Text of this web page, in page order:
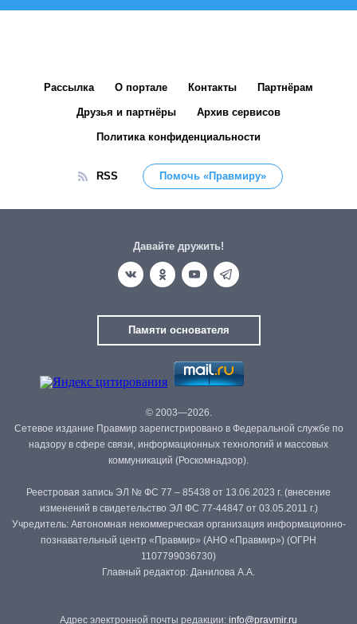
Рассылка О портале Контакты Партнёрам
Друзья и партнёры Архив сервисов
Политика конфиденциальности
RSS Помочь «Правмиру»
Давайте дружить!
Памяти основателя
© 2003—2026.
Сетевое издание Правмир зарегистрировано в Федеральной службе по
надзору в сфере связи, информационных технологий и массовых
коммуникаций (Роскомнадзор).
Реестровая запись ЭЛ № ФС 77 – 85438 от 13.06.2023 г. (внесение
изменений в свидетельство ЭЛ ФС 77-44847 от 03.05.2011 г.)
Учредитель: Автономная некоммерческая организация информационно-
познавательный центр «Правмир» (АНО «Правмир») (ОГРН
1107799036730)
Главный редактор: Данилова А.А.
Адрес электронной почты редакции: info@pravmir.ru